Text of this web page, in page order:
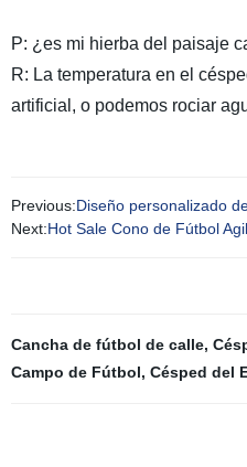
P: ¿es mi hierba del paisaje
R: La temperatura en el
artificial, o podemos rociar
Previous:Diseño personalizado
Next:Hot Sale Cono de Fútbol
Cancha de fútbol de calle,
Campo de Fútbol, Césped del